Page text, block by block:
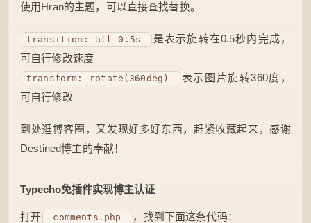
使用Hran的主题，可以直接查找替换。
transition: all 0.5s
是表示旋转在0.5秒内完成，
可自行修改速度
transform: rotate(360deg)
表示图片旋转360度，
可自行修改
到处逛博客圈，又发现好多好东西，赶紧收藏起来，感谢
Destined博主的奉献！
Typecho免插件实现博主认证
打开 comments.php ，找到下面这条代码：